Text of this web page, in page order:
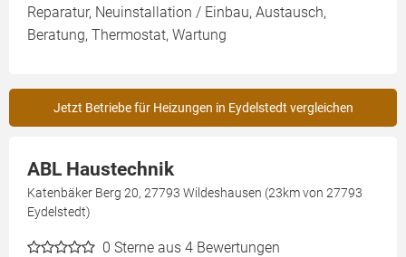
Reparatur, Neuinstallation / Einbau, Austausch,
Beratung, Thermostat, Wartung
Jetzt Betriebe für Heizungen in Eydelstedt vergleichen
ABL Haustechnik
Katenbäker Berg 20, 27793 Wildeshausen (23km von 27793
Eydelstedt)
0 Sterne aus 4 Bewertungen